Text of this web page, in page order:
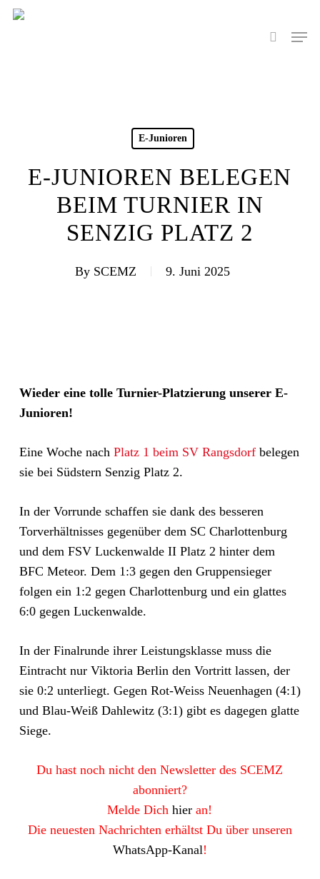
Skip
search
Menu
E-Junioren
E-JUNIOREN BELEGEN
BEIM TURNIER IN
SENZIG PLATZ 2
By SCEMZ 9. Juni 2025
Wieder eine tolle Turnier-Platzierung unserer E-
Junioren!
Eine Woche nach Platz 1 beim SV Rangsdorfbelegen
sie bei Südstern Senzig Platz 2.
In der Vorrunde schaffen sie dank des besseren
Torverhältnisses gegenüber dem SC Charlottenburg
und dem FSV Luckenwalde II Platz 2 hinter dem
BFC Meteor. Dem 1:3 gegen den Gruppensieger
folgen ein 1:2 gegen Charlottenburg und ein glattes
6:0 gegen Luckenwalde.
In der Finalrunde ihrer Leistungsklasse muss die
Eintracht nur Viktoria Berlin den Vortritt lassen, der
sie 0:2 unterliegt. Gegen Rot-Weiss Neuenhagen (4:1)
und Blau-Weiß Dahlewitz (3:1) gibt es dagegen glatte
Siege.
Du hast noch nicht den Newsletter des SCEMZ
abonniert?
Melde Dichhier an!
Die neuesten Nachrichten erhältst Du über unseren
WhatsApp-Kanal!